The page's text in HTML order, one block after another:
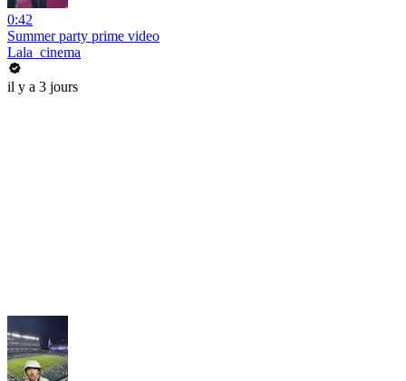
0:42
Summer party prime video
Lala_cinema
il y a 3 jours